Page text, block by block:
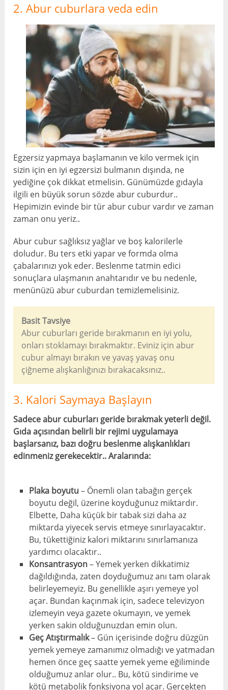
2. Abur cuburlara veda edin
Egzersiz yapmaya başlamanın ve kilo vermek için
sizin için en iyi egzersizi bulmanın dışında, ne
yediğine çok dikkat etmelisin. Günümüzde gıdayla
ilgili en büyük sorun sözde abur cuburdur..
Hepimizin evinde bir tür abur cubur vardır ve zaman
zaman onu yeriz..
Abur cubur sağlıksız yağlar ve boş kalorilerle
doludur. Bu ters etki yapar ve formda olma
çabalarınızı yok eder. Beslenme tatmin edici
sonuçlara ulaşmanın anahtarıdır ve bu nedenle,
menünüzü abur cuburdan temizlemelisiniz.
Basit Tavsiye
Abur cuburları geride bırakmanın en iyi yolu,
onları stoklamayı bırakmaktır. Eviniz için abur
cubur almayı bırakın ve yavaş yavaş onu
çiğneme alışkanlığınızı bırakacaksınız..
3. Kalori Saymaya Başlayın
Sadece abur cuburları geride bırakmak yeterli değil.
Gıda açısından belirli bir rejimi uygulamaya
başlarsanız, bazı doğru beslenme alışkanlıkları
edinmeniz gerekecektir.. Aralarında:
Plaka boyutu – Önemli olan tabağın gerçek
boyutu değil, üzerine koyduğunuz miktardır.
Elbette, Daha küçük bir tabak sizi daha az
miktarda yiyecek servis etmeye sınırlayacaktır.
Bu, tükettiğiniz kalori miktarını sınırlamanıza
yardımcı olacaktır..
Konsantrasyon– Yemek yerken dikkatimiz
dağıldığında, zaten doyduğumuz anı tam olarak
belirleyemeyiz. Bu genellikle aşırı yemeye yol
açar. Bundan kaçınmak için, sadece televizyon
izlemeyin veya gazete okumayın, ve yemek
yerken sakin olduğunuzdan emin olun.
Geç Atıştırmalık– Gün içerisinde doğru düzgün
yemek yemeye zamanımız olmadığı ve yatmadan
hemen önce geç saatte yemek yeme eğiliminde
olduğumuz anlar olur.. Bu, kötü sindirime ve
kötü metabolik fonksiyona yol açar. Gerçekten